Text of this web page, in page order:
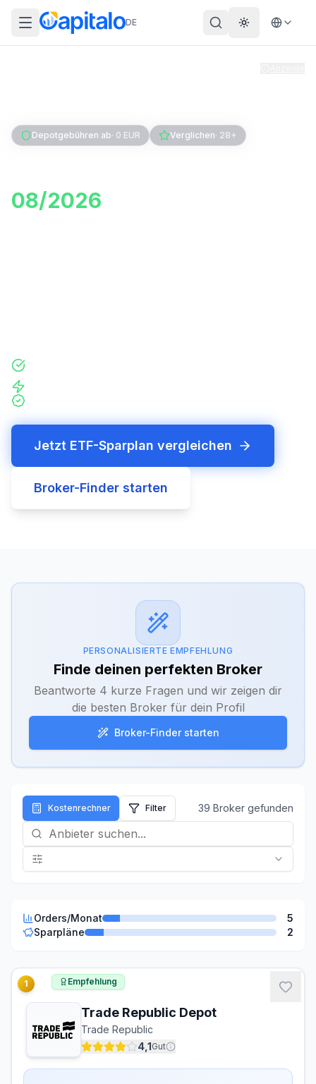
DE Theme
Depotgebühren ab· 0 EUR Verglichen· 28+
08/2026
Jetzt ETF-Sparplan vergleichen
Broker-Finder starten
PERSONALISIERTE EMPFEHLUNG
Finde deinen perfekten Broker
Beantworte 4 kurze Fragen und wir zeigen dir
die besten Broker für dein Profil
Broker-Finder starten
Kostenrechner Filter 39 Broker gefunden
Orders/Monat
5
Sparpläne
2
Trade Republic Depot
Trade Republic
4,1Gut
1 Empfehlung